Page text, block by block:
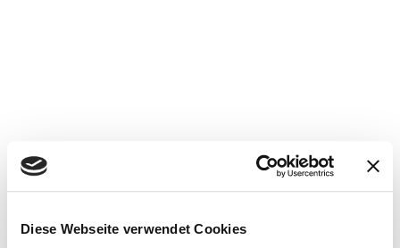
Diese Webseite verwendet Cookies